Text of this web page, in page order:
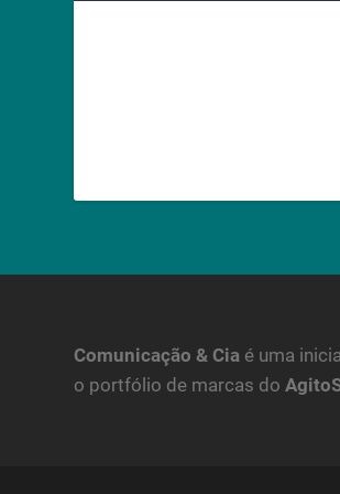
Comunicação & Cia é uma
o portfólio de marcas do